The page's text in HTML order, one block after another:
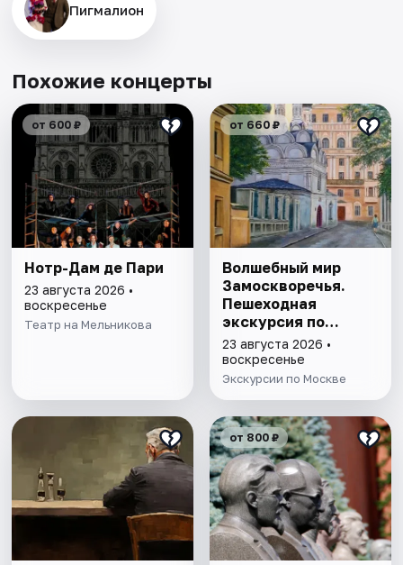
Пигмалион
Похожие концерты
от 600 ₽
Нотр-Дам де Пари
23 августа 2026 •
воскресенье
Театр на Мельникова
от 660 ₽
Волшебный мир
Замоскворечья.
Пешеходная
экскурсия по
Москве
23 августа 2026 •
воскресенье
Экскурсии по Москве
от 800 ₽